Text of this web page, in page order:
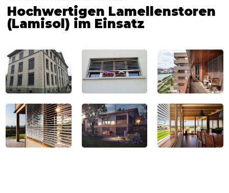
Hochwertigen Lamellenstoren
(Lamisol) im Einsatz